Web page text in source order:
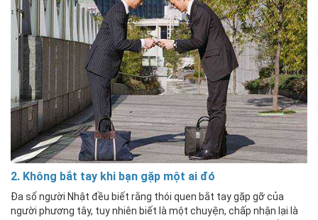
2. Không bắt tay khi bạn gặp một ai đó
Đa số người Nhật đều biết rằng thói quen bắt tay gặp gỡ của
người phương tây, tuy nhiên biết là một chuyện, chấp nhận lại là